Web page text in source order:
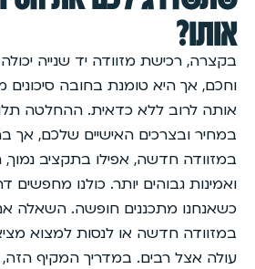
אותו?
בקצרה, רכישת מזוודה יד שנייה יכולה
וחכם, אך היא טומנת בחובה סיכונים
אותה לרוב ללא כדאית. ההחלטה
במחיר ובצרכים האישיים שלכם,
במזוודה חדשה, אפילו בתקציב
ואמינות גבוהים יותר. כולנו מחפשים
כשאנחנו מתכננים חופשה. השאלה
במזוודה חדשה או לנסות למצוא
עולה אצל רבים. במדריך המקיף